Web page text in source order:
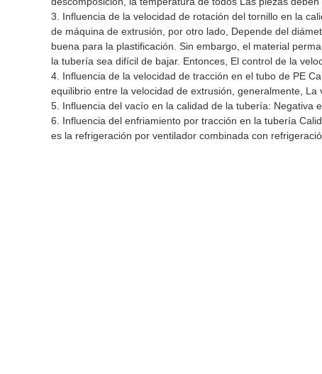
3. Influencia de la velocidad de rotación del tornillo en la
de máquina de extrusión, por otro lado, Depende del
buena para la plastificación. Sin embargo, el material
la tubería sea difícil de bajar. Entonces, El control de la
4. Influencia de la velocidad de tracción en el tubo de PE
equilibrio entre la velocidad de extrusión, generalmente,
5. Influencia del vacío en la calidad de la tubería: Negativa
6. Influencia del enfriamiento por tracción en la tubería
es la refrigeración por ventilador combinada con